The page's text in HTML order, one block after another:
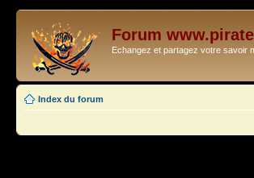
Forum
Echangez et partagez votre savoir
Index du forum